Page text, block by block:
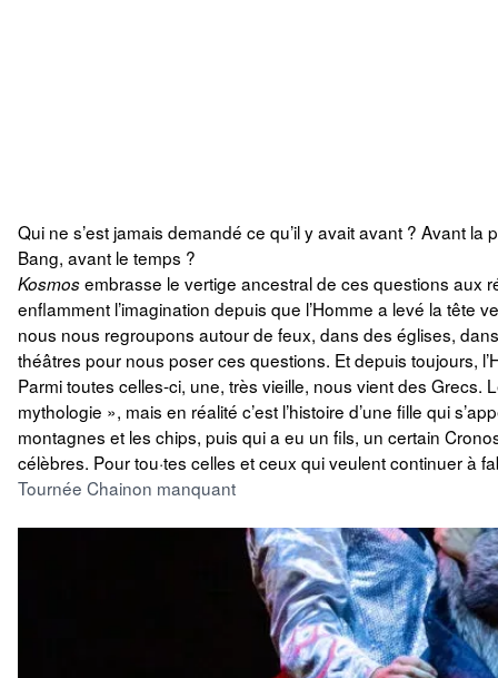
Qui ne s’est jamais demandé ce qu’il y avait avant ? Avant
Bang, avant le temps ?
Kosmosembrasse le vertige ancestral de ces questions aux
enflamment l’imagination depuis que l’Homme a levé la tête
nous nous regroupons autour de feux, dans des églises,
théâtres pour nous poser ces questions. Et depuis toujours,
Parmi toutes celles-ci, une, très vieille, nous vient des Grecs.
mythologie », mais en réalité c’est l’histoire d’une fille qui
montagnes et les chips, puis qui a eu un fils, un certain
célèbres. Pour tou·tes celles et ceux qui veulent continuer à
Tournée Chainon manquant